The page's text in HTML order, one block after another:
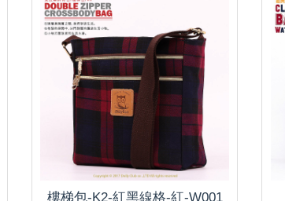
樓梯包-K2-紅黑線格-紅-W001